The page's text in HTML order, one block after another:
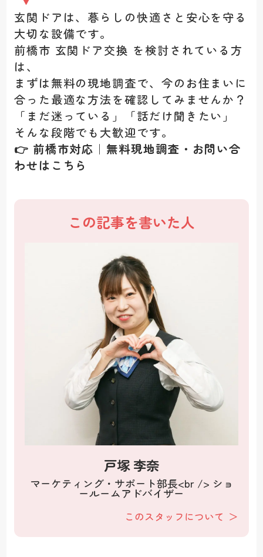
玄関ドアは、暮らしの快適さと安心を守る
大切な設備です。
前橋市 玄関ドア交換 を検討されている方
は、
まずは無料の現地調査で、今のお住まいに
合った最適な方法を確認してみませんか？
「まだ迷っている」「話だけ聞きたい」
そんな段階でも大歓迎です。
👉 前橋市対応｜無料現地調査・お問い合
わせはこちら
この記事を書いた人
戸塚 李奈
マーケティング・サポート部長<br /> ショ
ールームアドバイザー
このスタッフについて